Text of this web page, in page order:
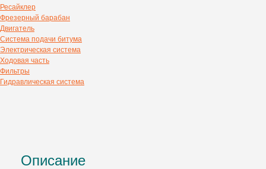
Ресайклер
Фрезерный барабан
Двигатель
Система подачи битума
Электрическая система
Ходовая часть
Фильтры
Гидравлическая система
Описание